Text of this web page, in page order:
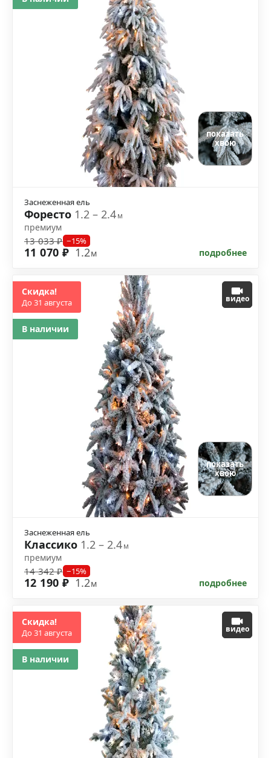
показать
хвою
Заснеженная ель
Форесто 1.2 – 2.4м
премиум
13 033 ₽ −15%
11 070 ₽ 1.2м подробнее
видео
показать
хвою
Заснеженная ель
Классико 1.2 – 2.4м
премиум
14 342 ₽ −15%
12 190 ₽ 1.2м подробнее
Скидка!
До 31 августа
В наличии
видео
Скидка!
До 31 августа
В наличии